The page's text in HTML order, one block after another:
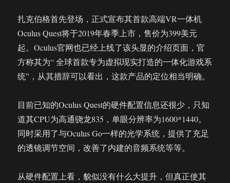
扎克伯格首先登场，正式宣布其首款高端VR一体机
Oculus Quest将于2019年春季上市，售价为399美元
起。Oculus官网也已经上线了该头显的介绍页面，官
方称其为“ 全球首款专为虚拟现实打造的一体化游戏系
统”，从其措辞可以看出，这款产品的定位相当明确。
目前已知的Oculus Quest的硬件配置信息还很少，只知
道其CPU为高通骁龙835，单眼分辨率为1600*1440。
同时采用了与Oculus Go一样的光学系统，提供了充足
的透镜调节空间，改善了内建的音频系统等等。
从硬件配置上看，貌似没有什么大提升，但真正使其